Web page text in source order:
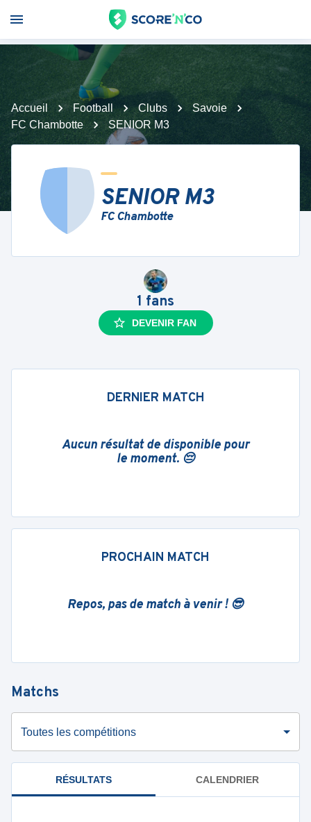
Accueil Football Clubs
Savoie
FC Chambotte
SENIOR M3
SENIOR M3
FC Chambotte
1 fans
DEVENIR FAN
DERNIER MATCH
Aucun résultat de disponible pour
le moment. 😔
PROCHAIN MATCH
Repos, pas de match à venir ! 😎
Matchs
Toutes les compétitions
RÉSULTATS CALENDRIER